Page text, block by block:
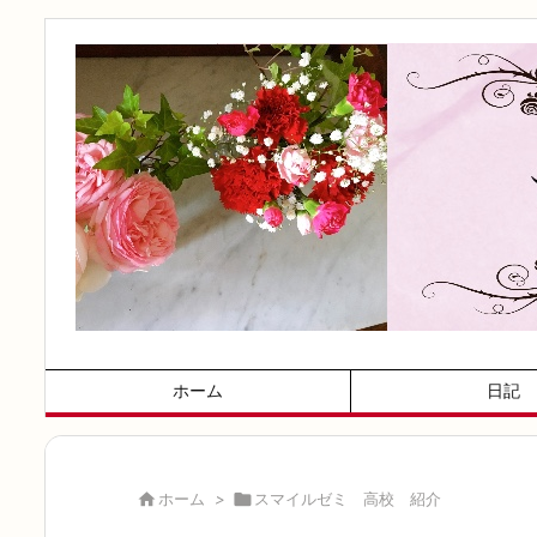
ホーム 日記
 ホーム >  スマイルゼミ 高校 紹介